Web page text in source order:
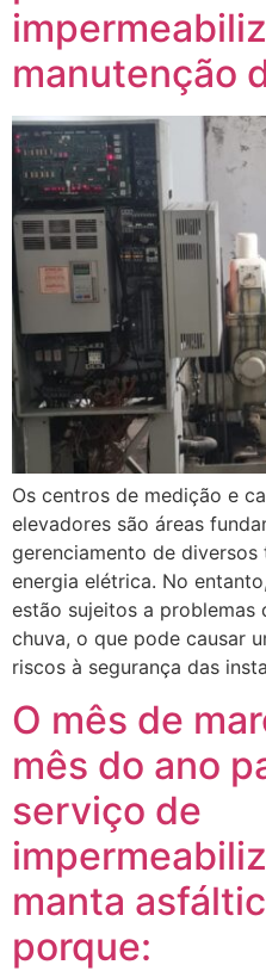
manutenção
Os centros de medição e
elevadores são áreas
gerenciamento de
energia elétrica. No
estão sujeitos a problemas
chuva, o que pode causar
riscos à segurança das
O mês de
mês do ano
serviço de
manta
porque: